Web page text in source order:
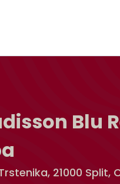
Blu
21000 Split,